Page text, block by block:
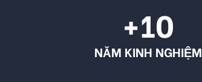
+10
NĂM KINH NGHIỆM